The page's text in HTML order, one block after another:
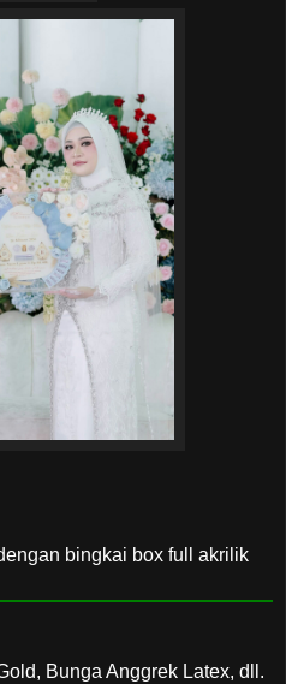
bingkai box full akrilik
Bunga Anggrek Latex, dll.